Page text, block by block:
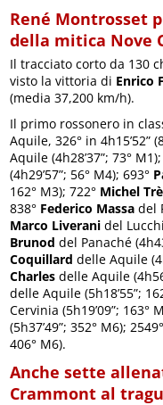
René Montrosset
della mitica Nove
Il tracciato corto da 130
visto la vittoria di Enrico
(media 37,200 km/h).
Il primo rossonero in
Aquile, 326° in 4h15’52”
Aquile (4h28’37”; 73°
(4h29’57”; 56° M4); 693°
162° M3); 722° Michel
838° Federico Massa del
Marco Liverani del
Brunod del Panaché
Coquillard delle Aquile
Charles delle Aquile
delle Aquile (5h18’55”;
Cervinia (5h19’09”; 163°
(5h37’49”; 352° M6); 2549°
406° M6).
Anche sette
Crammont al